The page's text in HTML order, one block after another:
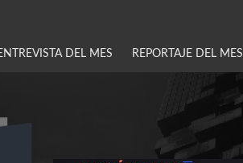
DEL MES REPORTAJE DEL MES